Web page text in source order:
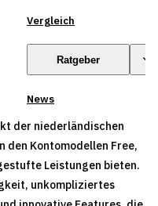
Vergleich
Ratgeber
News
der niederländischen
den Kontomodellen Free,
Leistungen bieten.
unkompliziertes